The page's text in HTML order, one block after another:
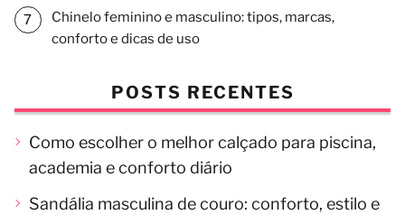
Chinelo feminino e masculino: tipos, marcas,
conforto e dicas de uso
POSTS RECENTES
Como escolher o melhor calçado para piscina,
academia e conforto diário
Sandália masculina de couro: conforto, estilo e